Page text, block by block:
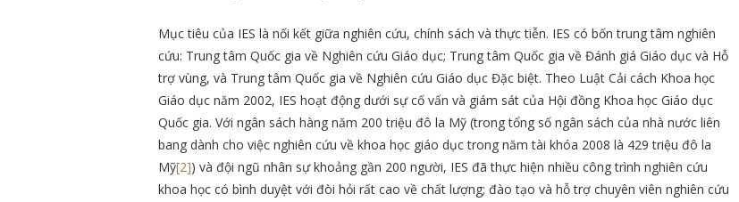
Mục tiêu của IES là nối kết giữa nghiên cứu, chính sách và thực tiễn. IES có bốn trung tâm nghiên
cứu: Trung tâm Quốc gia về Nghiên cứu Giáo dục; Trung tâm Quốc gia về Đánh giá Giáo dục và Hỗ
trợ vùng, và Trung tâm Quốc gia về Nghiên cứu Giáo dục Đặc biệt. Theo Luật Cải cách Khoa học
Giáo dục năm 2002, IES hoạt động dưới sự cố vấn và giám sát của Hội đồng Khoa học Giáo dục
Quốc gia. Với ngân sách hàng năm 200 triệu đô la Mỹ (trong tổng số ngân sách của nhà nước liên
bang dành cho việc nghiên cứu về khoa học giáo dục trong năm tài khóa 2008 là 429 triệu đô la
Mỹ[2]) và đội ngũ nhân sự khoảng gần 200 người, IES đã thực hiện nhiều công trình nghiên cứu
khoa học có bình duyệt với đòi hỏi rất cao về chất lượng; đào tạo và hỗ trợ chuyên viên nghiên cứu